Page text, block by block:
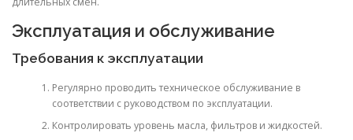
Эксплуатация и обслуживание
Требования к эксплуатации
Регулярно проводить техническое обслуживание в
соответствии с руководством по эксплуатации.
Контролировать уровень масла, фильтров и жидкостей.